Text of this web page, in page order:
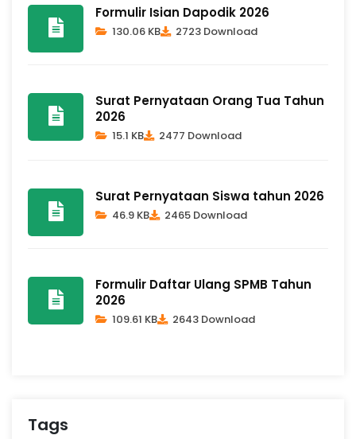
Formulir Isian Dapodik 2026
130.06 KB 2723 Download
Surat Pernyataan Orang Tua Tahun
2026
15.1 KB 2477 Download
Surat Pernyataan Siswa tahun 2026
46.9 KB 2465 Download
Formulir Daftar Ulang SPMB Tahun
2026
109.61 KB 2643 Download
Tags